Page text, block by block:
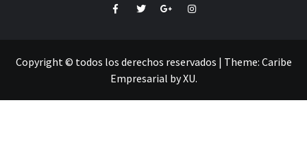
FacebookTwitterGoogle+Instagram
Copyright © todos los derechos reservados | Theme: Caribe
Empresarial byXU.